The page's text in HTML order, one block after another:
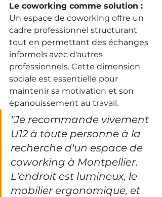
Le coworking comme solution :
Un espace de coworking offre un
cadre professionnel structurant
tout en permettant des échanges
informels avec d'autres
professionnels. Cette dimension
sociale est essentielle pour
maintenir sa motivation et son
épanouissement au travail.
"Je recommande vivement
U12 à toute personne à la
recherche d'un espace de
coworking à Montpellier.
L'endroit est lumineux, le
mobilier ergonomique, et